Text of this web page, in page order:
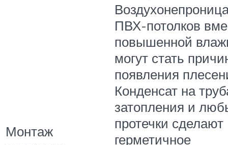
Монтаж
ПВХ-потолков
повышенной
могут стать
появления
Конденсат на
затопления и
протечки сделают
герметичное